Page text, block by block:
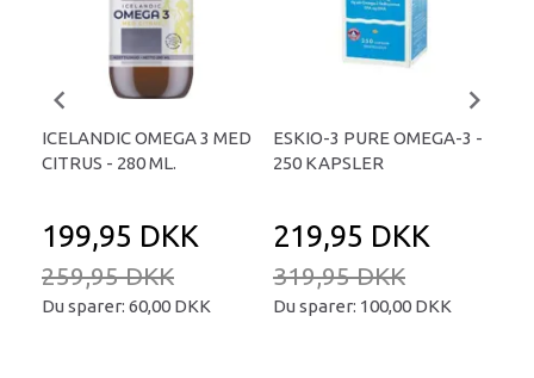
ICELANDIC OMEGA 3 MED
CITRUS - 280 ML.
199,95 DKK
259,95 DKK
Du sparer: 60,00 DKK
ESKIO-3 PURE OMEGA-3 -
250 KAPSLER
219,95 DKK
319,95 DKK
Du sparer: 100,00 DKK